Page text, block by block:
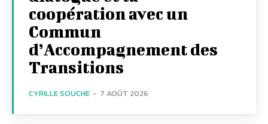
coopération avec un
Commun
d’Accompagnement des
Transitions
CYRILLE SOUCHE - 7 AOÛT 2026